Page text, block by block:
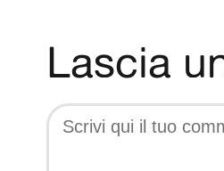
Lascia
Comment